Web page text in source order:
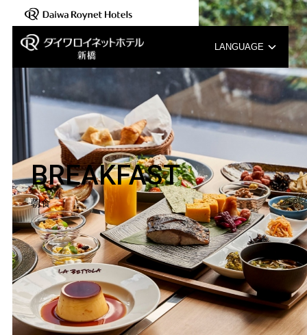
LANGUAGE
English
中文（簡体字）
한국어
BREAKFAST
朝食